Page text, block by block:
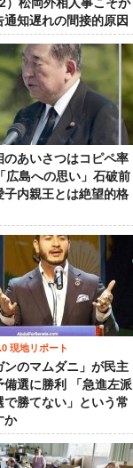
）松岡外相人事こそが
通知遅れの間接的原因
のあいさつはコピペ率
島への思い」石破前
子内親王とは絶望的格
現地リポート
ンのマムダニ」が民主
備選に勝利 「急進左派
で勝てない」という常
か